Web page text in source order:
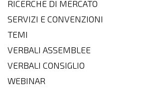
RICERCHE DI MERCATO
SERVIZI E CONVENZIONI
TEMI
VERBALI ASSEMBLEE
VERBALI CONSIGLIO
WEBINAR